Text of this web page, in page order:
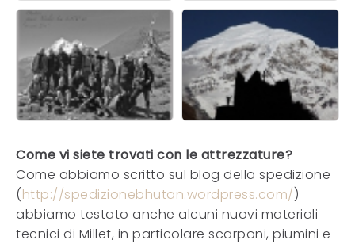
Come vi siete trovati con le attrezzature?
Come abbiamo scritto sul blog della spedizione
(http://spedizionebhutan.wordpress.com/)
abbiamo testato anche alcuni nuovi materiali
tecnici di Millet, in particolare scarponi, piumini e